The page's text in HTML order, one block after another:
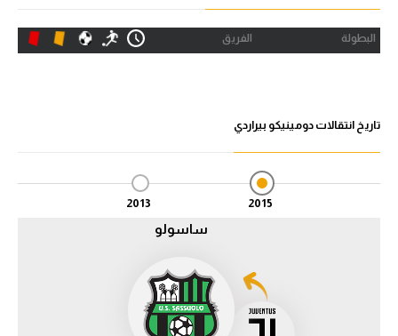
الدوري الإنجليزي الممتاز
الدوري الإسباني
الدوري الألماني
دوري أبطال أوروبا
البطولة الفريق
تاريخ انتقالات دومينيكو بيراردي
2015
2013
ساسولو